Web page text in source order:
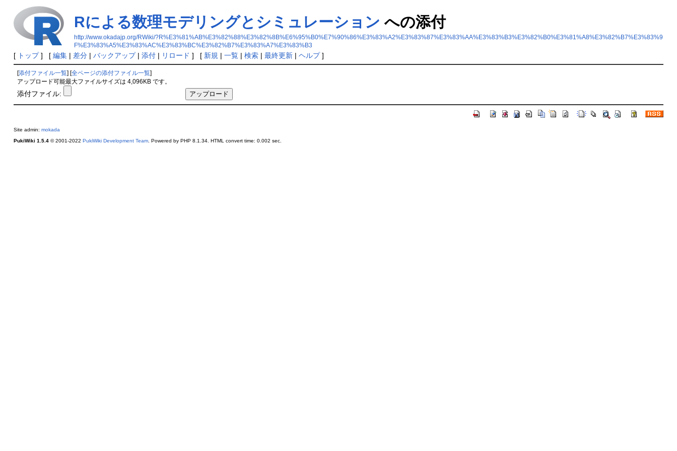
Rによる数理モデリングとシミュレーション への添付
http://www.okadajp.org/RWiki/?R%E3%81%AB%E3%82%88%E3%82%8B%E6%95%B0%E7%90%86%E3%83%A2%E3%83%87%E3%83%AA%E3%83%B3%E3%82%B0%E3%81%A8%E3%82%B7%E3%83%9
F%E3%83%A5%E3%83%AC%E3%83%BC%E3%82%B7%E3%83%A7%E3%83%B3
[ トップ] [ 編集| 差分| バックアップ| 添付| リロード ] [ 新規 | 一覧| 検索| 最終更新| ヘルプ]
[添付ファイル一覧 ] [全ページの添付ファイル一覧
アップロード可能最大ファイルサイズは 4,096KB です。
添付ファイル:
Site admin: mokada
PukiWiki 1.5.4© 2001-2022 PukiWiki Development Team. Powered by PHP 8.1.34. HTML convert time: 0.002 sec.